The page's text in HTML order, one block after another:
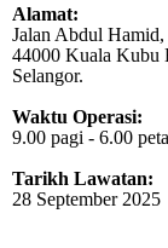
Alamat:
Jalan Abdul Hamid,
44000 Kuala Kubu
Selangor.
Waktu Operasi:
9.00 pagi - 6.00
Tarikh Lawatan:
28 September 2025